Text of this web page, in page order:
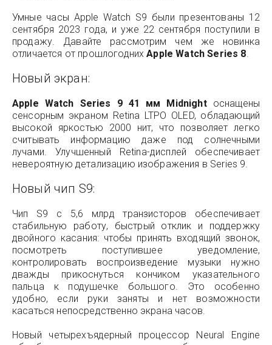
Умные часы Apple Watch S9 были презентованы 12
сентября 2023 года, и уже 22 сентября поступили в
продажу. Давайте рассмотрим чем же новинка
отличается от прошлогоднихApple Watch Series 8.
Новый экран:
Apple Watch Series 9 41 мм Midnightоснащены
сенсорным экраном Retina LTPO OLED, обладающий
высокой яркостью 2000 нит, что позволяет легко
считывать информацию даже под солнечными
лучами. Улучшенный Retina-дисплей обеспечивает
невероятную детализацию изображения в Series 9.
Новый чип S9:
Чип S9 с 5,6 млрд транзисторов обеспечивает
стабильную работу, быстрый отклик и поддержку
двойного касания: чтобы принять входящий звонок,
посмотреть поступившее уведомление,
контролировать воспроизведение музыки нужно
дважды прикоснуться кончиком указательного
пальца к подушечке большого. Это особенно
удобно, если руки заняты и нет возможности
касаться непосредственно экрана часов.
Новый четырехъядерный процессор Neural Engine